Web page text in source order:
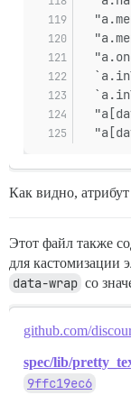
Как видно, атрибут
Этот файл также
для кастомизации
data-wrap со
github.com/
spec/lib/
9ffc19ec6